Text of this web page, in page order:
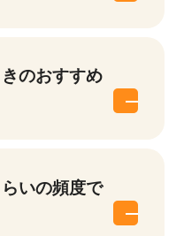
のおすすめ
いの頻度で